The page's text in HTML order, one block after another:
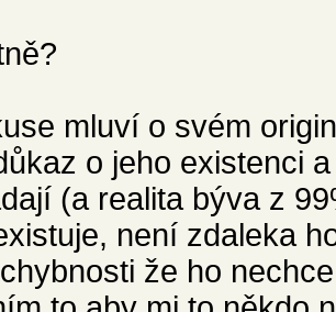
mluví o svém
o jeho existenci
(a realita býva z
není zdaleka
že ho